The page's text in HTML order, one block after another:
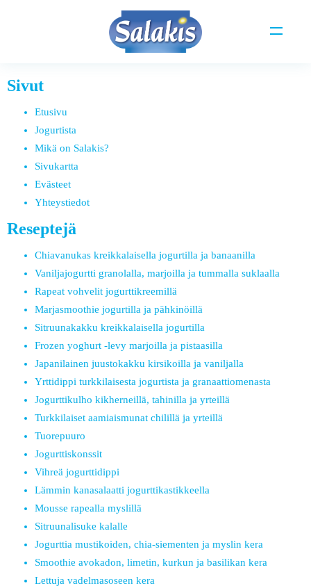
Sivut
Etusivu
Jogurtista
Mikä on Salakis?
Sivukartta
Evästeet
Yhteystiedot
Reseptejä
Chiavanukas kreikkalaisella jogurtilla ja banaanilla
Vaniljajogurtti granolalla, marjoilla ja tummalla suklaalla
Rapeat vohvelit jogurttikreemillä
Marjasmoothie jogurtilla ja pähkinöillä
Sitruunakakku kreikkalaisella jogurtilla
Frozen yoghurt -levy marjoilla ja pistaasilla
Japanilainen juustokakku kirsikoilla ja vaniljalla
Yrttidippi turkkilaisesta jogurtista ja granaattiomenasta
Jogurttikulho kikherneillä, tahinilla ja yrteillä
Turkkilaiset aamiaismunat chilillä ja yrteillä
Tuorepuuro
Jogurttiskonssit
Vihreä jogurttidippi
Lämmin kanasalaatti jogurttikastikkeella
Mousse rapealla myslillä
Sitruunalisuke kalalle
Jogurttia mustikoiden, chia-siementen ja myslin kera
Smoothie avokadon, limetin, kurkun ja basilikan kera
Lettuja vadelmasoseen kera